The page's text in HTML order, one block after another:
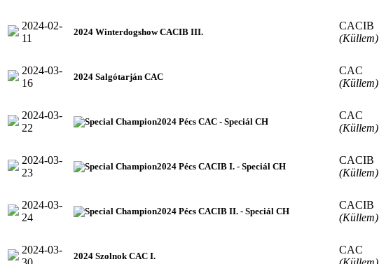
2024-02-
11
2024 Winterdogshow CACIB III.
CACIB
(Küllem)
2024-03-
16
2024 Salgótarján CAC
CAC
(Küllem)
2024-03-
22
2024 Pécs CAC - Speciál CH
CAC
(Küllem)
2024-03-
23
2024 Pécs CACIB I. - Speciál CH
CACIB
(Küllem)
2024-03-
24
2024 Pécs CACIB II. - Speciál CH
CACIB
(Küllem)
2024-03-
2024 Szolnok CAC I.
CAC